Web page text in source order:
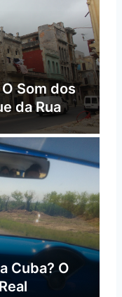
Som dos
da Rua
Cuba? O